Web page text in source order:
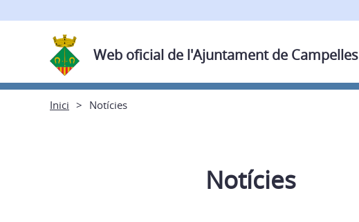
Web oficial de l'Ajuntament de Campelles
Inici Notícies
Notícies